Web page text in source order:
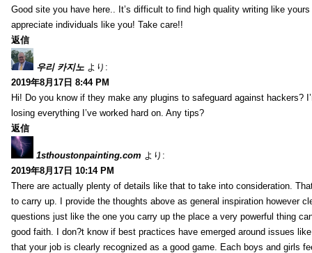
Good site you have here.. It’s difficult to find high quality writing like
appreciate individuals like you! Take care!!
返信
우리 카지노 より:
2019年8月17日 8:44 PM
Hi! Do you know if they make any plugins to safeguard against hackers?
losing everything I’ve worked hard on. Any tips?
返信
1sthoustonpainting.com より:
2019年8月17日 10:14 PM
There are actually plenty of details like that to take into consideration.
to carry up. I provide the thoughts above as general inspiration however
questions just like the one you carry up the place a very powerful thing
good faith. I don?t know if best practices have emerged around issues
that your job is clearly recognized as a good game. Each boys and girls